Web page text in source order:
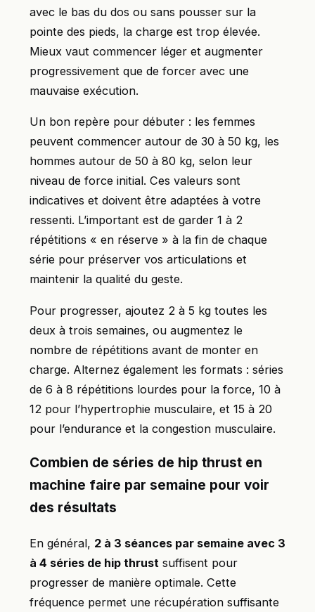
avec le bas du dos ou sans pousser sur la
pointe des pieds, la charge est trop élevée.
Mieux vaut commencer léger et augmenter
progressivement que de forcer avec une
mauvaise exécution.
Un bon repère pour débuter : les femmes
peuvent commencer autour de 30 à 50 kg, les
hommes autour de 50 à 80 kg, selon leur
niveau de force initial. Ces valeurs sont
indicatives et doivent être adaptées à votre
ressenti. L’important est de garder 1 à 2
répétitions « en réserve » à la fin de chaque
série pour préserver vos articulations et
maintenir la qualité du geste.
Pour progresser, ajoutez 2 à 5 kg toutes les
deux à trois semaines, ou augmentez le
nombre de répétitions avant de monter en
charge. Alternez également les formats : séries
de 6 à 8 répétitions lourdes pour la force, 10 à
12 pour l’hypertrophie musculaire, et 15 à 20
pour l’endurance et la congestion musculaire.
Combien de séries de hip thrust en
machine faire par semaine pour voir
des résultats
En général, 2 à 3 séances par semaine avec 3
à 4 séries de hip thrust suffisent pour
progresser de manière optimale. Cette
fréquence permet une récupération suffisante